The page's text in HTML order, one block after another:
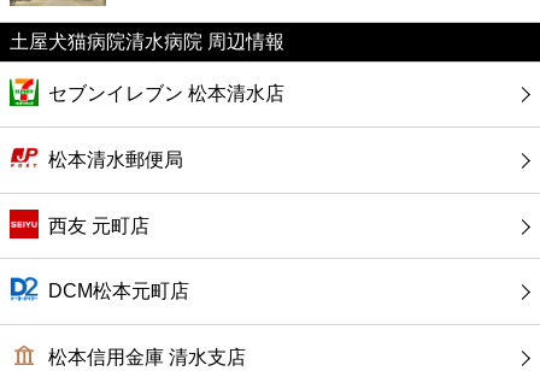
ショッピング
銀行
公共
病院
ホテル
土屋犬猫病院清水病院 周辺情報
セブンイレブン 松本清水店
松本清水郵便局
西友 元町店
DCM松本元町店
松本信用金庫 清水支店